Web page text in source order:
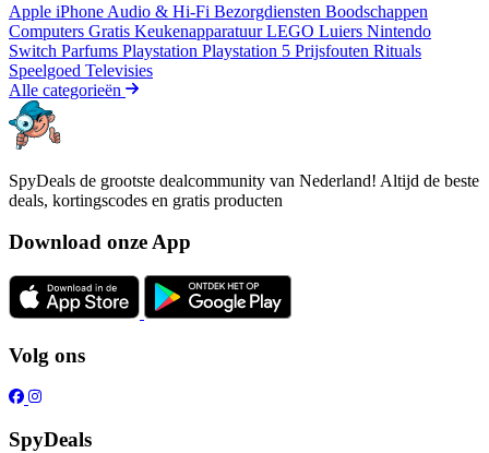
Apple iPhone Audio & Hi-Fi Bezorgdiensten Boodschappen
Computers Gratis KeukenapparatuurLEGO Luiers Nintendo
Switch Parfums Playstation Playstation 5 Prijsfouten Rituals
Speelgoed Televisies
Alle categorieën
SpyDeals de grootste dealcommunity van Nederland! Altijd de beste
deals, kortingscodes en gratis producten
Download onze App
Volg ons
SpyDeals